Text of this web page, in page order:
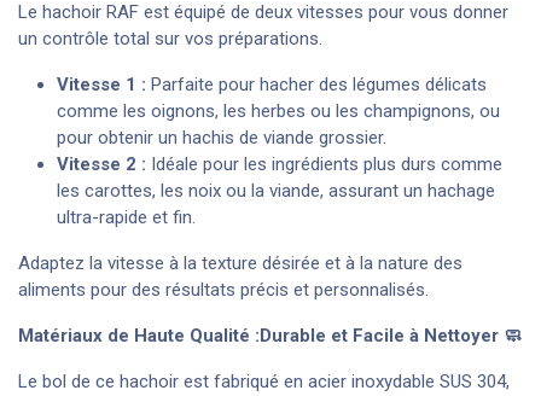
Le hachoir RAF est équipé de deux vitesses pour vous donner
un contrôle total sur vos préparations.
Vitesse 1 : Parfaite pour hacher des légumes délicats
comme les oignons, les herbes ou les champignons, ou
pour obtenir un hachis de viande grossier.
Vitesse 2 : Idéale pour les ingrédients plus durs comme
les carottes, les noix ou la viande, assurant un hachage
ultra-rapide et fin.
Adaptez la vitesse à la texture désirée et à la nature des
aliments pour des résultats précis et personnalisés.
Matériaux de Haute Qualité :Durable et Facile à Nettoyer 🧼
Le bol de ce hachoir est fabriqué en acier inoxydable SUS 304,